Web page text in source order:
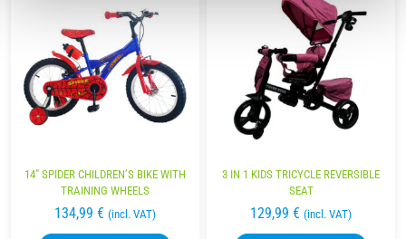
14″ SPIDER CHILDREN’S BIKE WITH
TRAINING WHEELS
134,99 € (incl. VAT)
3 IN 1 KIDS TRICYCLE REVERSIBLE
SEAT
129,99 € (incl. VAT)